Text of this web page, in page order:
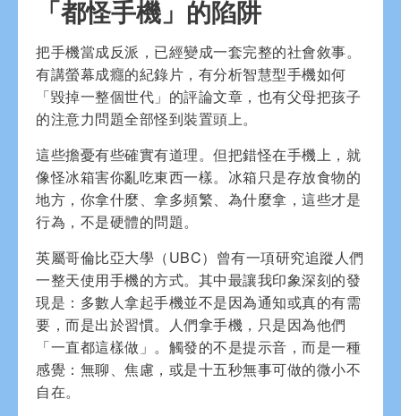
「都怪手機」的陷阱
把手機當成反派，已經變成一套完整的社會敘事。
有講螢幕成癮的紀錄片，有分析智慧型手機如何
「毀掉一整個世代」的評論文章，也有父母把孩子
的注意力問題全部怪到裝置頭上。
這些擔憂有些確實有道理。但把錯怪在手機上，就
像怪冰箱害你亂吃東西一樣。冰箱只是存放食物的
地方，你拿什麼、拿多頻繁、為什麼拿，這些才是
行為，不是硬體的問題。
英屬哥倫比亞大學（UBC）曾有一項研究追蹤人們
一整天使用手機的方式。其中最讓我印象深刻的發
現是：多數人拿起手機並不是因為通知或真的有需
要，而是出於習慣。人們拿手機，只是因為他們
「一直都這樣做」。觸發的不是提示音，而是一種
感覺：無聊、焦慮，或是十五秒無事可做的微小不
自在。